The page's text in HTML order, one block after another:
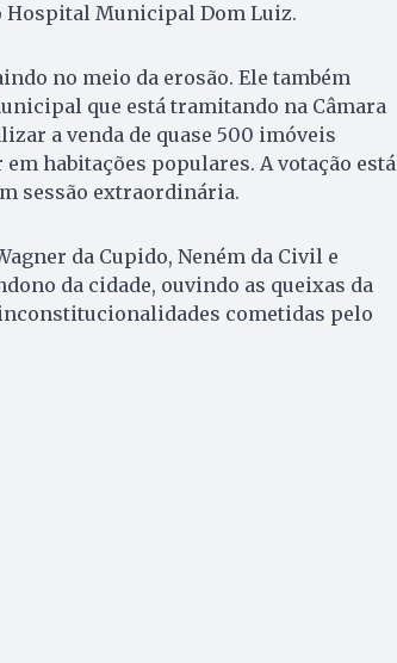
Hospital Municipal Dom Luiz.
no meio da erosão. Ele também
que está tramitando na Câmara
a venda de quase 500 imóveis
habitações populares. A votação está
sessão extraordinária.
da Cupido, Neném da Civil e
da cidade, ouvindo as queixas da
cometidas pelo